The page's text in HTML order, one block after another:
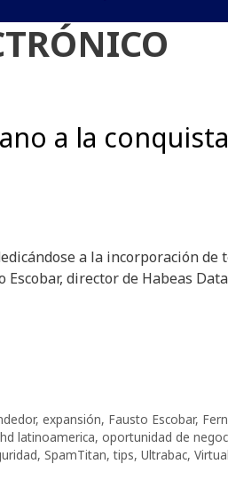
a la
a la incorporación de
Escobar, director de Habeas
, expansión, Fausto Escobar,
hd latinoamerica, oportunidad de
, SpamTitan,tips, Ultrabac,